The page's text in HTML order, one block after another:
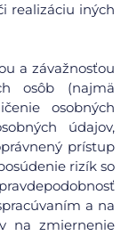
realizáciu iných
a závažnosťou
osôb (najmä
osobných
údajov,
prístup
rizík so
a na
na zmiernenie